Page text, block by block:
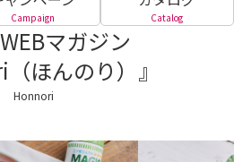
Campaign Catalog
マガジン
（ほんのり）』
Honnori